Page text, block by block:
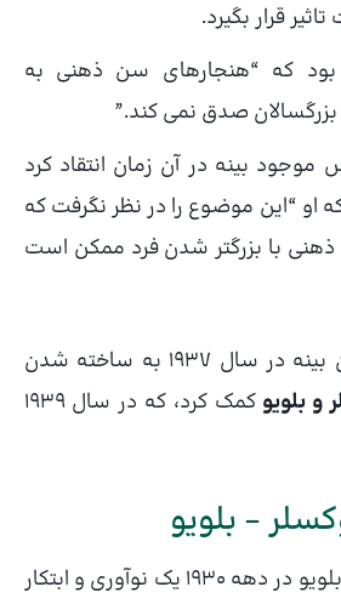
قرار بگیرد.
بود که “هنجارهای سن ذهنی به
صدق نمی کند.”
موجود بینه در آن زمان انتقاد کرد
او “این موضوع را در نظر نگرفت که
ذهنی با بزرگتر شدن فرد ممکن است
1937 به ساخته شدن
بلویو
کمک کرد، که در سال 1939
– بلویو
آزمون هوش وکسلر-بلویو در دهه 1930 یک نوآوری و ابتکار